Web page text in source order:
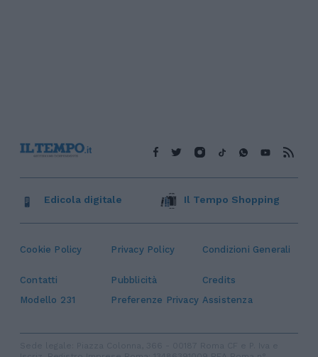
Cookie Policy Privacy Policy Condizioni Generali
Contatti Pubblicità
Credits
Modello 231
Preferenze Privacy Assistenza
Edicola digitale Il Tempo Shopping